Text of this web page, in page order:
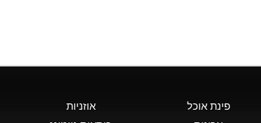
פינת אוכל
אוזניות